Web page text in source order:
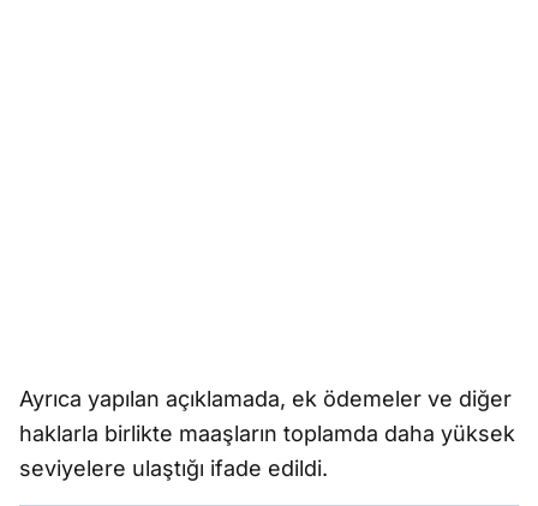
Ayrıca yapılan açıklamada, ek ödemeler ve diğer
haklarla birlikte maaşların toplamda daha yüksek
seviyelere ulaştığı ifade edildi.